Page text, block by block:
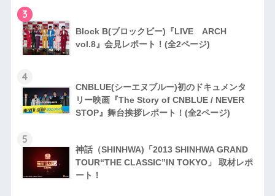
3
Block B(ブロックビー)『LIVE ARCH
vol.8』会見レポート！(全2ページ)
4
CNBLUE(シーエヌブルー)初のドキュメンタ
リー映画『The Story of CNBLUE / NEVER
STOP』舞台挨拶レポート！(全2ページ)
5
神話（SHINHWA)「2013 SHINHWA GRAND
TOUR“THE CLASSIC”IN TOKYO」 取材レポ
ート！